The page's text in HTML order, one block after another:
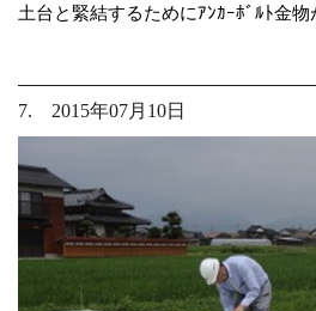
土台と緊結するためにｱﾝｶｰﾎﾞﾙﾄ金物
7. 2015年07月10日